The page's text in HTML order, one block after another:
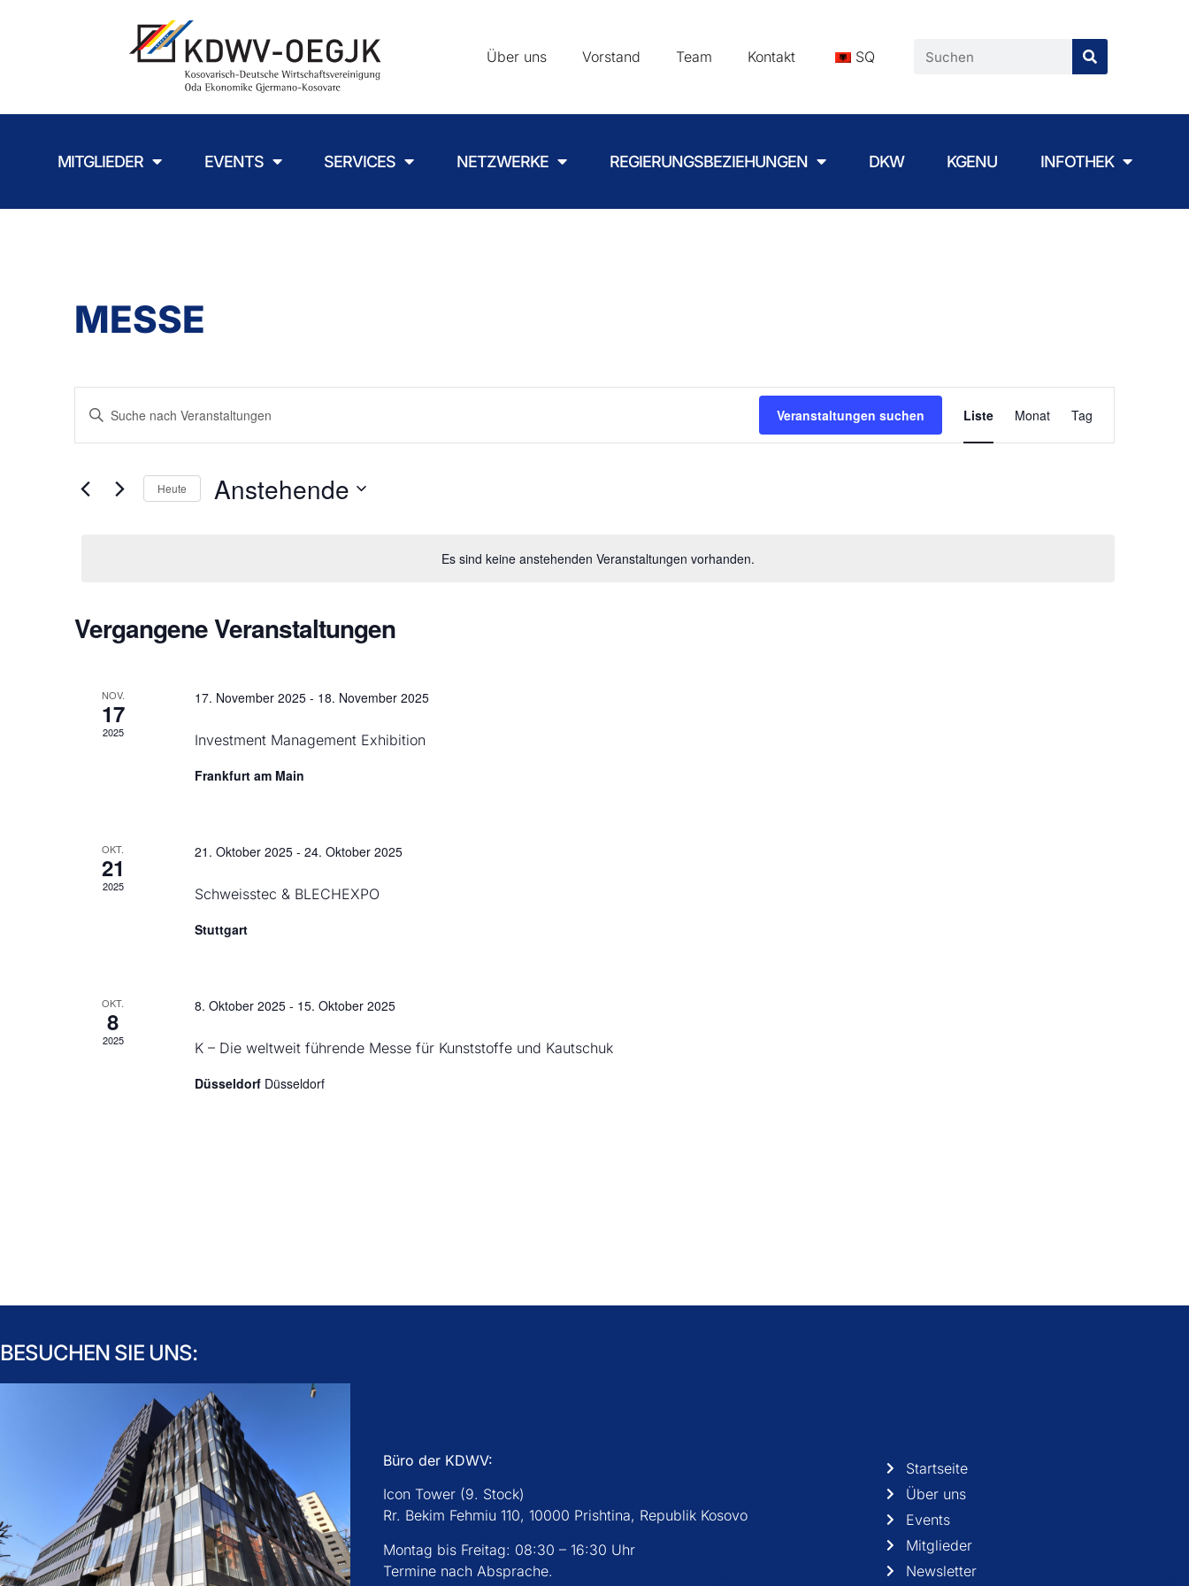
Über uns Vorstand Team Kontakt SQ
MITGLIEDER EVENTS SERVICES NETZWERKE REGIERUNGSBEZIEHUNGEN DKW KGENU INFOTHEK
MESSE
Es sind keine anstehenden Veranstaltungen vorhanden.
Suche
und
Ansichten,
Navigation
Bitte
Schlüsselwort
Suche
Veranstaltungen
Schlüsselwort.
Veranstaltungen suchen
Ansichten-
Liste Monat Tag
Heute Anstehende
Vergangene Veranstaltungen
NOV.
17
2025
17. November 2025- 18. November 2025
Investment Management Exhibition
Frankfurt am Main
OKT.
21
2025
21. Oktober 2025- 24. Oktober 2025
Schweisstec & BLECHEXPO
Stuttgart
OKT.
8
2025
8. Oktober 2025- 15. Oktober 2025
K – Die weltweit führende Messe für Kunststoffe und Kautschuk
Düsseldorf Düsseldorf
BESUCHEN SIE UNS:
Büro der KDWV:
Icon Tower (9. Stock)
Rr. Bekim Fehmiu 110, 10000 Prishtina, Republik Kosovo
Montag bis Freitag: 08:30 – 16:30 Uhr
Termine nach Absprache.
Startseite
Über uns
Events
Mitglieder
Newsletter